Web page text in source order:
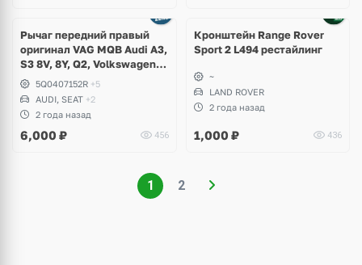
Рычаг передний правый
оригинал VAG MQB Audi A3,
S3 8V, 8Y, Q2, Volkswagen
Golf 7, 8, e-Golf, T-Roc, Seat
Leon, Skoda Octavia A7
5Q0407152R +5
AUDI, SEAT +2
2 года назад
6,000 ₽ 456
Кронштейн Range Rover
Sport 2 L494 рестайлинг
~
LAND ROVER
2 года назад
1,000 ₽ 436
1 2